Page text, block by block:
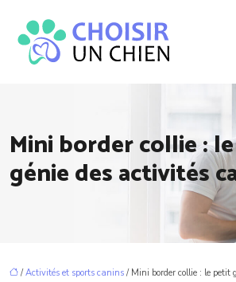
Mini border collie :
génie des activités
/Activités et sports canins / Mini border collie : le petit